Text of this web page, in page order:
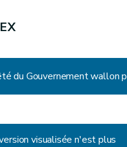
visualisée n'est plus